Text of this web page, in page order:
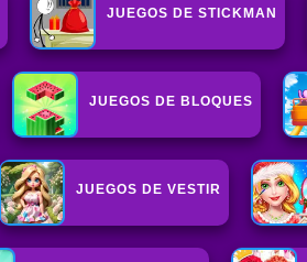
JUEGOS DE STICKMAN
JUEGOS DE BLOQUES
JUEGOS DE VESTIR